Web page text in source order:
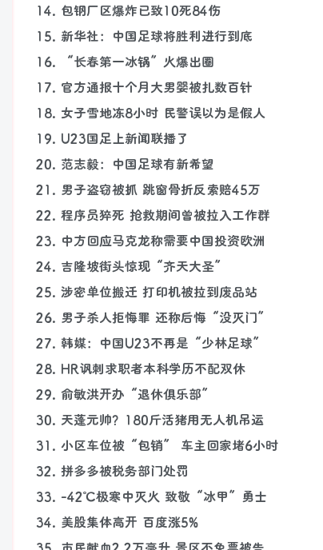
14. 包钢厂区爆炸已致10死84伤
15. 新华社：中国足球将胜利进行到底
16. “长春第一冰锅”火爆出圈
17. 官方通报十个月大男婴被扎数百针
18. 女子雪地冻8小时 民警误以为是假人
19. U23国足上新闻联播了
20. 范志毅：中国足球有新希望
21. 男子盗窃被抓 跳窗骨折反索赔45万
22. 程序员猝死 抢救期间曾被拉入工作群
23. 中方回应马克龙称需要中国投资欧洲
24. 吉隆坡街头惊现“齐天大圣”
25. 涉密单位搬迁 打印机被拉到废品站
26. 男子杀人拒悔罪 还称后悔“没灭门”
27. 韩媒：中国U23不再是“少林足球”
28. HR讽刺求职者本科学历不配双休
29. 俞敏洪开办“退休俱乐部”
30. 天蓬元帅？180斤活猪用无人机吊运
31. 小区车位被“包销” 车主回家堵6小时
32. 拼多多被税务部门处罚
33. -42℃极寒中灭火 致敬“冰甲”勇士
34. 美股集体高开 百度涨5%